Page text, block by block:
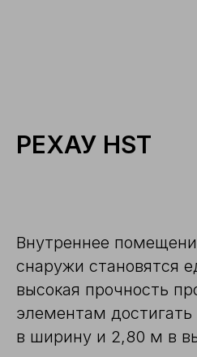
РЕХАУ HST
Внутреннее
снаружи становятся
высокая прочность
элементам
в ширину и 2,80 м в